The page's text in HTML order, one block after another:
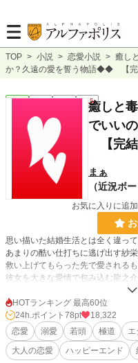
TOP > 小説 > 恋愛小説 > 癒し
か？久遠の愛を誓う物語◆◆ 【完
恋愛 完結 長編 R15癒しと
でいい
【完結
まぁ
（近況ボー
お気に入りに追
思い描いた結婚生活とは全く違っ
あまりの酷い仕打ちに逃げ出す紗
救い上げてもらった先で愛される
彼女を大きな愛情で包み込む龍之
「…っく…っ…それならっ…だった
苦痛過ぎる時間の記憶がなくなる
※完全なフィクションで作者の妄
※違法行為を奨励するものではあ
HOTランキング 最高60位
24h.ポイント 78pt
18,322
恋愛
溺愛 若頭 極道 エ
大人の恋愛
ハッピーエンド